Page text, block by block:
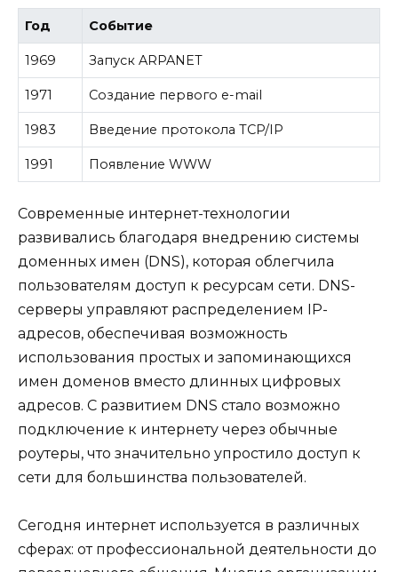
Год Событие
1969 Запуск ARPANET
1971 Создание первого e-mail
1983 Введение протокола TCP/IP
1991 Появление WWW
Современные интернет-технологии
развивались благодаря внедрению системы
доменных имен (DNS), которая облегчила
пользователям доступ к ресурсам сети. DNS-
серверы управляют распределением IP-
адресов, обеспечивая возможность
использования простых и запоминающихся
имен доменов вместо длинных цифровых
адресов. С развитием DNS стало возможно
подключение к интернету через обычные
роутеры, что значительно упростило доступ к
сети для большинства пользователей.
Сегодня интернет используется в различных
сферах: от профессиональной деятельности до